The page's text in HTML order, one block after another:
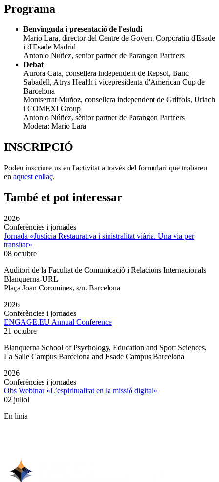
Programa
Benvinguda i presentació de l'estudi
Mario Lara, director del Centre de Govern Corporatiu d'Esade
i d'Esade Madrid
Antonio Nuñez, senior partner de Parangon Partners
Debat
Aurora Cata, consellera independent de Repsol, Banc
Sabadell, Atrys Health i vicepresidenta d'American Cup de
Barcelona
Montserrat Muñoz, consellera independent de Griffols, Uriach
i COMEXI Group
Antonio Núñez, sènior partner de Parangon Partners
Modera: Mario Lara
INSCRIPCIÓ
Podeu inscriure-us en l'activitat a través del formulari que trobareu
en aquest enllaç.
També et pot interessar
2026
Conferències i jornades
Jornada «Justícia Restaurativa i sinistralitat viària. Una via per
transitar»
08 octubre
Auditori de la Facultat de Comunicació i Relacions Internacionals
Blanquerna-URL
Plaça Joan Coromines, s/n. Barcelona
2026
Conferències i jornades
ENGAGE.EU Annual Conference
21 octubre
Blanquerna School of Psychology, Education and Sport Sciences,
La Salle Campus Barcelona and Esade Campus Barcelona
2026
Conferències i jornades
Obs Webinar «L’espiritualitat en la missió digital»
02 juliol
En línia